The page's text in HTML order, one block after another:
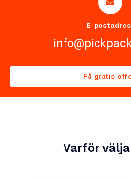
E-
Få gratis
Varför välja